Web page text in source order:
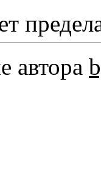
автора